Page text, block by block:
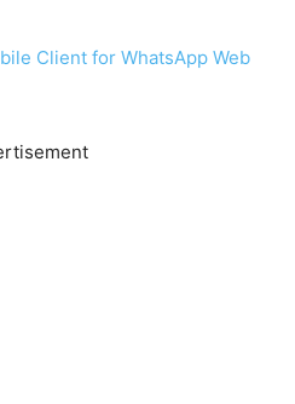
Client for WhatsApp Web